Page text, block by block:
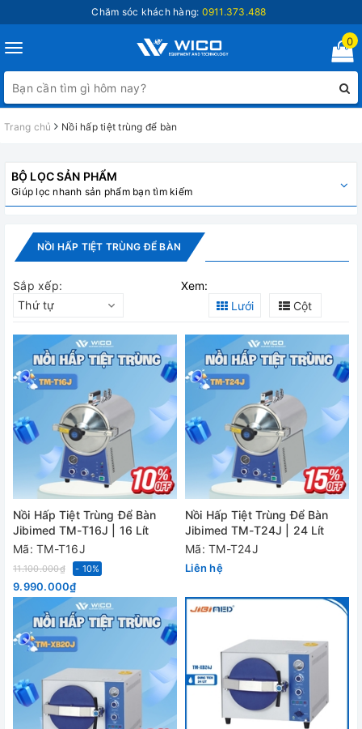
Chăm sóc khách hàng: 0911.373.488
Toggle
navigation
0
Trang chủ Nồi hấp tiệt trùng để bàn
BỘ LỌC SẢN PHẨM
Giúp lọc nhanh sản phẩm bạn tìm kiếm
NỒI HẤP TIỆT TRÙNG ĐỂ BÀN
Sắp xếp:
Thứ tự
Xem:
Lưới
Cột
Nồi Hấp Tiệt Trùng Để Bàn
Jibimed TM-T16J | 16 Lít
Mã: TM-T16J
11.100.000₫ - 10%
9.990.000₫
Nồi Hấp Tiệt Trùng Để Bàn
Jibimed TM-T24J | 24 Lít
Mã: TM-T24J
Liên hệ